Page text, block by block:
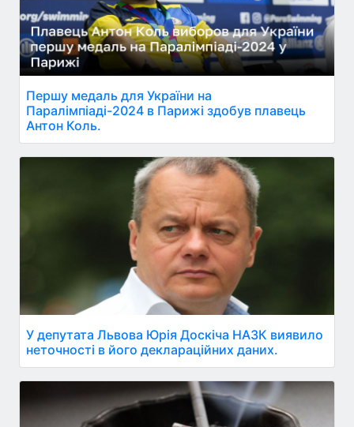
Першу медаль для України на
Паралімпіаді-2024 в Парижі здобув плавець
Антон Коль.
У депутата Львова Юрія Доскіча НАЗК виявило
неточності в його деклараційних даних.